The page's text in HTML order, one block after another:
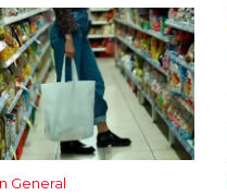
General